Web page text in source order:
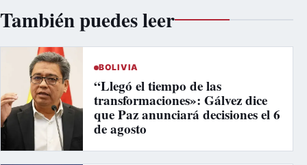
También puedes leer
BOLIVIA
“Llegó el tiempo de las
transformaciones»: Gálvez dice
que Paz anunciará decisiones el 6
de agosto